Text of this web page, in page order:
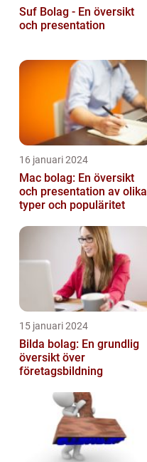
Suf Bolag - En översikt
och presentation
16 januari 2024
Mac bolag: En översikt
och presentation av olika
typer och populäritet
15 januari 2024
Bilda bolag: En grundlig
översikt över
företagsbildning